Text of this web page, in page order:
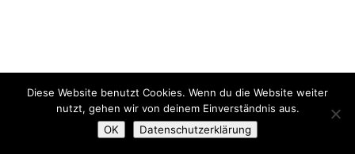
Diese Website benutzt Cookies. Wenn du die Website weiter
nutzt, gehen wir von deinem Einverständnis aus.
OK
Datenschutzerklärung